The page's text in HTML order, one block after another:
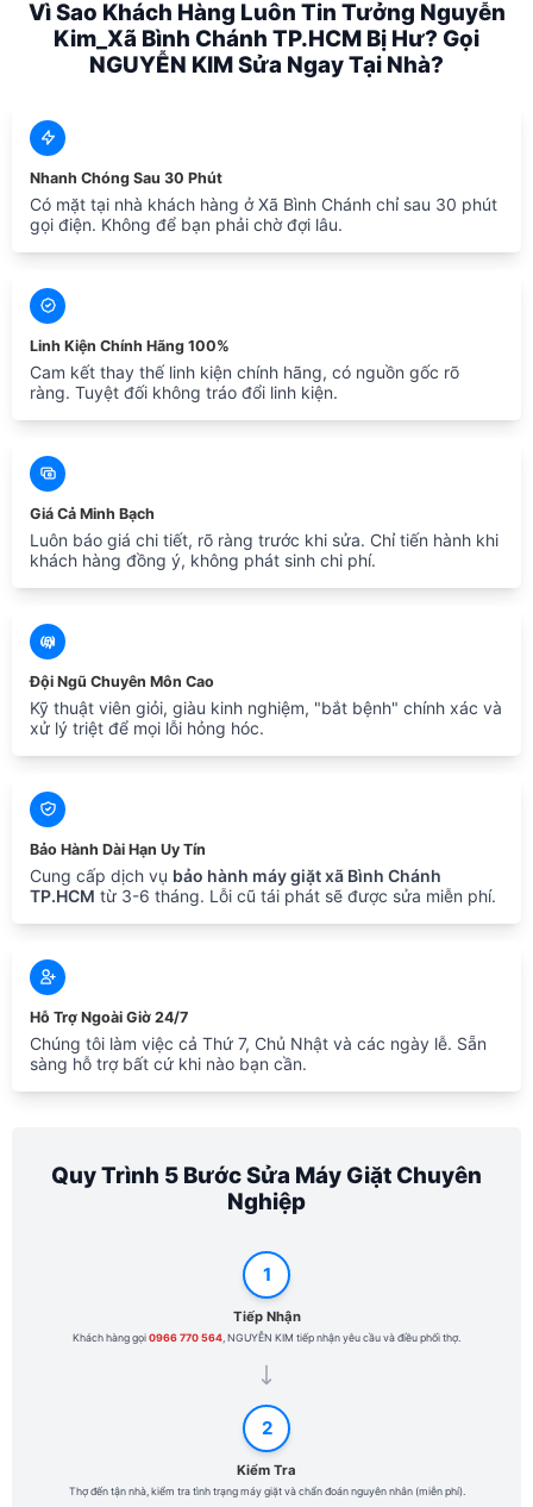
Vì Sao Khách Hàng Luôn Tin Tưởng Nguyễn
Kim_Xã Bình Chánh TP.HCM Bị Hư? Gọi
NGUYỄN KIM Sửa Ngay Tại Nhà?
Nhanh Chóng Sau 30 Phút
Có mặt tại nhà khách hàng ở Xã Bình Chánh chỉ sau 30 phút
gọi điện. Không để bạn phải chờ đợi lâu.
Linh Kiện Chính Hãng 100%
Cam kết thay thế linh kiện chính hãng, có nguồn gốc rõ
ràng. Tuyệt đối không tráo đổi linh kiện.
Giá Cả Minh Bạch
Luôn báo giá chi tiết, rõ ràng trước khi sửa. Chỉ tiến hành khi
khách hàng đồng ý, không phát sinh chi phí.
Đội Ngũ Chuyên Môn Cao
Kỹ thuật viên giỏi, giàu kinh nghiệm, "bắt bệnh" chính xác và
xử lý triệt để mọi lỗi hỏng hóc.
Bảo Hành Dài Hạn Uy Tín
Cung cấp dịch vụ bảo hành máy giặt xã Bình Chánh
TP.HCM từ 3-6 tháng. Lỗi cũ tái phát sẽ được sửa miễn phí.
Hỗ Trợ Ngoài Giờ 24/7
Chúng tôi làm việc cả Thứ 7, Chủ Nhật và các ngày lễ. Sẵn
sàng hỗ trợ bất cứ khi nào bạn cần.
Quy Trình 5 Bước Sửa Máy Giặt Chuyên
Nghiệp
1
Tiếp Nhận
Khách hàng gọi 0966 770 564 , NGUYỄN KIM tiếp nhận yêu cầu và điều phối thợ.
2
Kiểm Tra
Thợ đến tận nhà, kiểm tra tình trạng máy giặt và chẩn đoán nguyên nhân (miễn phí).